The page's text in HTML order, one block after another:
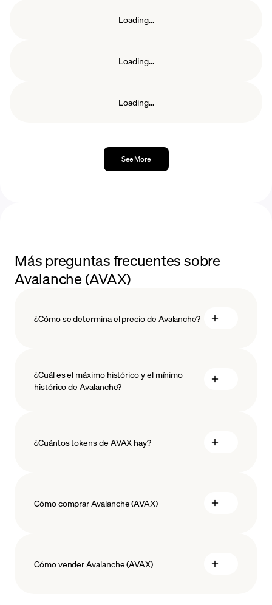
recompensas de manera pasiva sin operar su
Loading...
Loading...
Loading...
See More
Más preguntas frecuentes sobre
Avalanche (AVAX)
¿Cómo se determina el precio de Avalanche?
blockchain technology
¿Cuál es el máximo histórico y el mínimo
histórico de Avalanche?
¿Cuántos tokens de AVAX hay?
Cómo comprar Avalanche (AVAX)
Cómo vender Avalanche (AVAX)